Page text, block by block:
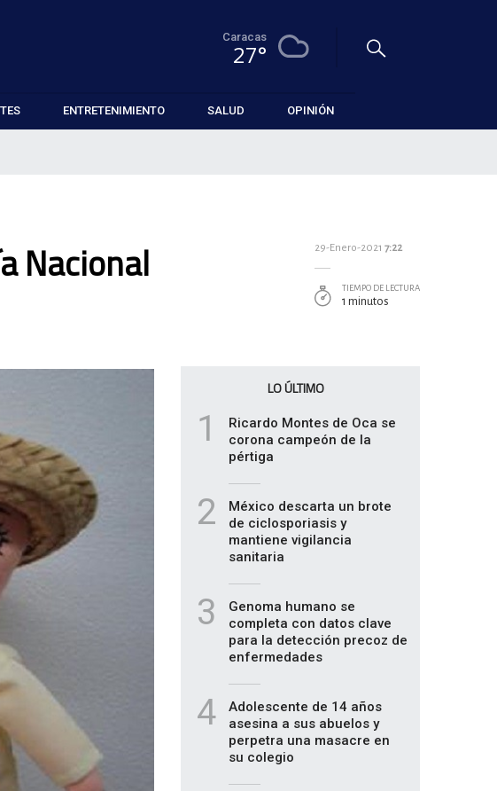
Caracas
27°
ENTRETENIMIENTO SALUD OPINIÓN
Nacional 29-Enero-2021 7:22
TIEMPO DE LECTURA
1 minutos
LO ÚLTIMO
1
Ricardo Montes de Oca se
corona campeón de la
pértiga
2
México descarta un brote
de ciclosporiasis y
mantiene vigilancia
sanitaria
3
Genoma humano se
completa con datos clave
para la detección precoz de
enfermedades
4
Adolescente de 14 años
asesina a sus abuelos y
perpetra una masacre en
su colegio